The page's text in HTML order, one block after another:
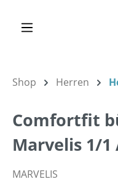
Shop Herren
Comfortfit
Marvelis 1/
MARVELIS